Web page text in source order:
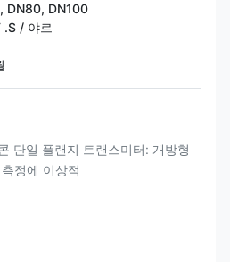
DN80, DN100
.S / 야르
단일 플랜지 트랜스미터: 개방형
정에 이상적